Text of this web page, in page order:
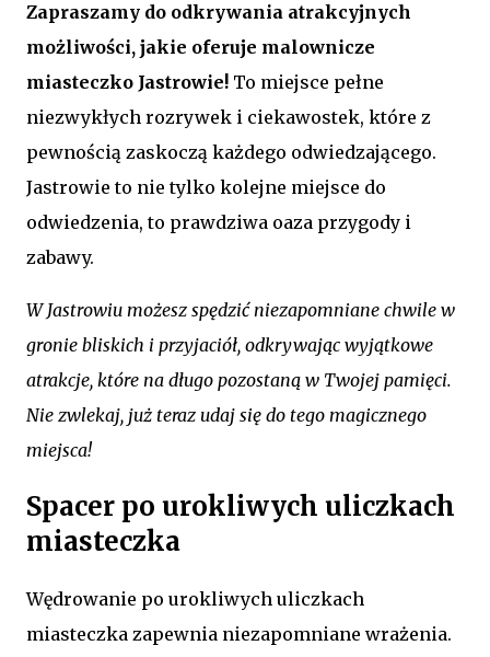
Zapraszamy do odkrywania atrakcyjnych
możliwości, jakie oferuje malownicze
miasteczko Jastrowie! To miejsce pełne
niezwykłych rozrywek i ciekawostek, które z
pewnością zaskoczą każdego odwiedzającego.
Jastrowie to nie tylko kolejne miejsce do
odwiedzenia, to prawdziwa oaza przygody i
zabawy.
W Jastrowiu możesz spędzić niezapomniane chwile w
gronie bliskich i przyjaciół, odkrywając wyjątkowe
atrakcje, które na długo pozostaną w Twojej pamięci.
Nie zwlekaj, już teraz udaj się do tego magicznego
miejsca!
Spacer po urokliwych uliczkach
miasteczka
Wędrowanie po urokliwych uliczkach
miasteczka zapewnia niezapomniane wrażenia.